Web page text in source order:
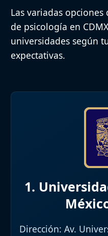
Las variadas
de psicología en
universidades según
expectativas.
1.
Dirección: Av.